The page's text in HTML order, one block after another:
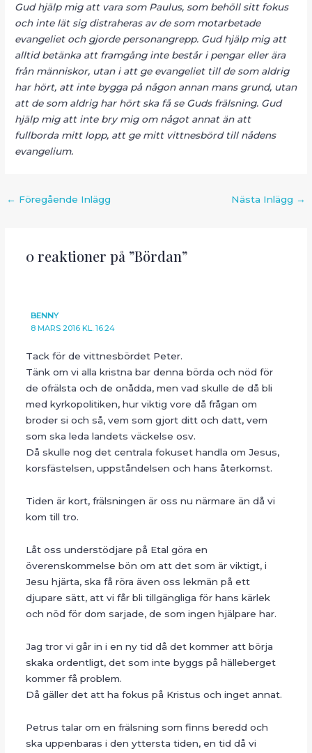
Gud hjälp mig att vara som Paulus, som behöll sitt fokus
och inte lät sig distraheras av de som motarbetade
evangeliet och gjorde personangrepp. Gud hjälp mig att
alltid betänka att framgång inte består i pengar eller ära
från människor, utan i att ge evangeliet till de som aldrig
har hört, att inte bygga på någon annan mans grund, utan
att de som aldrig har hört ska få se Guds frälsning. Gud
hjälp mig att inte bry mig om något annat än att
fullborda mitt lopp, att ge mitt vittnesbörd till nådens
evangelium.
Inläggsnavigering
← Föregående Inlägg Nästa Inlägg →
0 reaktioner på ”Bördan”
BENNY
8 MARS 2016 KL. 16:24
Tack för de vittnesbördet Peter.
Tänk om vi alla kristna bar denna börda och nöd för
de ofrälsta och de onådda, men vad skulle de då bli
med kyrkopolitiken, hur viktig vore då frågan om
broder si och så, vem som gjort ditt och datt, vem
som ska leda landets väckelse osv.
Då skulle nog det centrala fokuset handla om Jesus,
korsfästelsen, uppståndelsen och hans återkomst.
Tiden är kort, frälsningen är oss nu närmare än då vi
kom till tro.
Låt oss understödjare på Etal göra en
överenskommelse bön om att det som är viktigt, i
Jesu hjärta, ska få röra även oss lekmän på ett
djupare sätt, att vi får bli tillgängliga för hans kärlek
och nöd för dom sarjade, de som ingen hjälpare har.
Jag tror vi går in i en ny tid då det kommer att börja
skaka ordentligt, det som inte byggs på hälleberget
kommer få problem.
Då gäller det att ha fokus på Kristus och inget annat.
Petrus talar om en frälsning som finns beredd och
ska uppenbaras i den yttersta tiden, en tid då vi